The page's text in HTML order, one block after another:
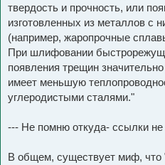
твердость и прочность, или
изготовленных из металлов с
(например, жаропрочные
При шлифовании
появления трещин
имеет меньшую
углеродистыми сталями."
--- Не помню откуда- ссылки не
В общем, существует миф, что